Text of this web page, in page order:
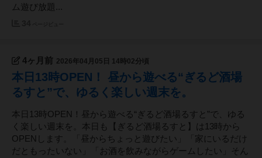
ム遊び放題...
4ヶ月前 2026年04月05日 14時02分頃
本日13時OPEN！ 昼から遊べる“ぎるど酒場
るすと”で、ゆるく楽しい週末を。
本日13時OPEN！昼から遊べる“ぎるど酒場るすと”で、ゆる
く楽しい週末を。本日も【ぎるど酒場るすと】は13時から
OPENします。「昼からちょっと遊びたい」「家にいるだけ
だともったいない」「お酒を飲みながらゲームしたい」そん